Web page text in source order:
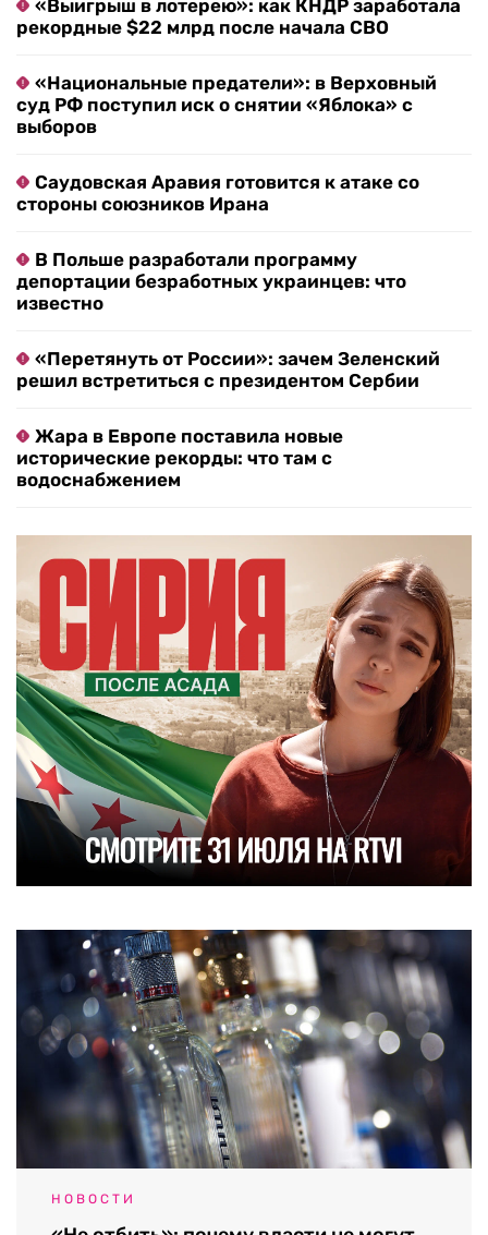
«Выигрыш в лотерею»: как КНДР заработала
рекордные $22 млрд после начала СВО
«Национальные предатели»: в Верховный
суд РФ поступил иск о снятии «Яблока» с
выборов
Саудовская Аравия готовится к атаке со
стороны союзников Ирана
В Польше разработали программу
депортации безработных украинцев: что
известно
«Перетянуть от России»: зачем Зеленский
решил встретиться с президентом Сербии
Жара в Европе поставила новые
исторические рекорды: что там с
водоснабжением
НОВОСТИ